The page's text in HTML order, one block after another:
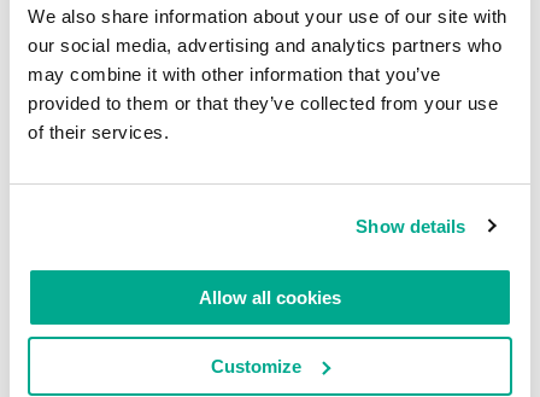
We also share information about your use of our site with
our social media, advertising and analytics partners who
may combine it with other information that you’ve
provided to them or that they’ve collected from your use
of their services.
Show details
Allow all cookies
Customize
Award!
LEGGI I COMMENTI